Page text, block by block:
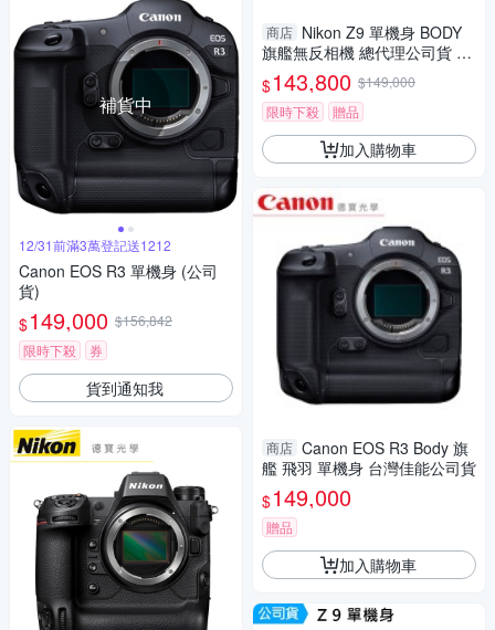
補貨中
12/31前滿3萬登記送1212
Canon EOS R3 單機身 (公司
貨)
$149,000 $156,842
限時下殺
券
貨到通知我
商店 Nikon Z9 單機身 BODY
旗艦無反相機 總代理公司貨 飛
羽
$143,800 $149,000
限時下殺
贈品
加入購物車
商店 Canon EOS R3 Body 旗
艦 飛羽 單機身 台灣佳能公司貨
$149,000
贈品
加入購物車